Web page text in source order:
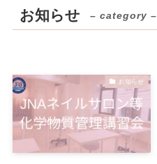
お知らせ – category –
お知らせ